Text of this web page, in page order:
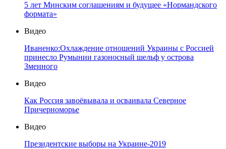
5 лет Минским соглашениям и будущее «Нормандского
формата»
Видео
Иваненко:Охлаждение отношений Украины с Россией
принесло Румынии газоносный шельф у острова
Змеиного
Видео
Как Россия завоёвывала и осваивала Северное
Причерноморье
Видео
Президентские выборы на Украине-2019